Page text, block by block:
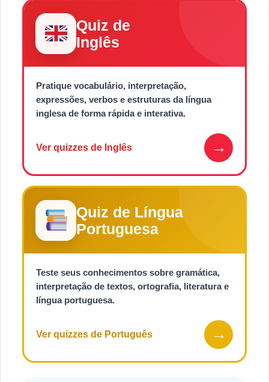
Quiz de
Inglês
Pratique vocabulário, interpretação,
expressões, verbos e estruturas da língua
inglesa de forma rápida e interativa.
Ver quizzes de Inglês →
Quiz de Língua
Portuguesa
Teste seus conhecimentos sobre gramática,
interpretação de textos, ortografia, literatura e
língua portuguesa.
Ver quizzes de Português →